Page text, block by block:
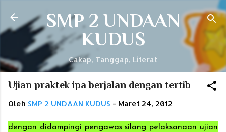
Langsung ke konten utama
SMP 2 UNDAAN
KUDUS
Cakap, Tanggap, Literat
Ujian praktek ipa berjalan dengan tertib
Oleh SMP 2 UNDAAN KUDUS - Maret 24, 2012
dengan didampingi pengawas silang pelaksanaan ujian